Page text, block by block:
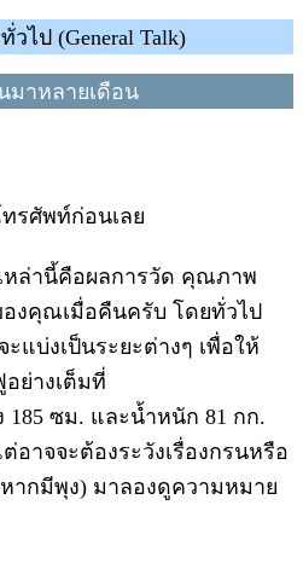
ไป (General Talk)
มาหลายเดือน
รศัพท์ก่อนเลย
ล่านี้คือผลการวัด คุณภาพ
องคุณเมื่อคืนครับ โดยทั่วไป
บ่งเป็นระยะต่างๆ เพื่อให้
ย่างเต็มที่
ซม. และน้ำหนัก 81 กก.
อาจจะต้องระวังเรื่องกรนหรือ
ากมีพุง) มาลองดูความหมาย